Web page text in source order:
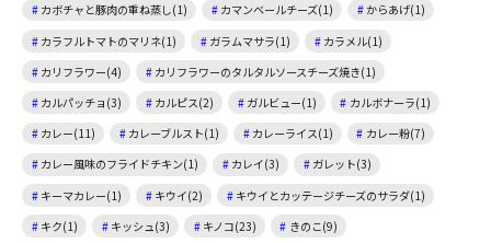
カボチャと豚肉の重ね蒸し(1)
カマンベールチーズ(1)
からあげ(1)
カラフルトマトのマリネ(1)
ガラムマサラ(1)
カラメル(1)
カリフラワー(4)
カリフラワーのタルタルソースチーズ焼き(1)
カルパッチョ(3)
カルピス(2) ガルビュー(1)
カルボナーラ(1)
カレー(11)
カレーブルスト(1) カレーライス(1)
カレー粉(7)
カレー風味のフライドチキン(1)
カレイ(3)
ガレット(3)
キーマカレー(1)
キウイ(2)
キウイとカッテージチーズのサラダ(1)
キク(1)
キッシュ(3) キノコ(23)
きのこ(9)